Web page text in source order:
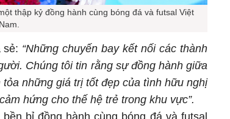
thập kỷ đồng hành cùng bóng đá và futsal Việt
Nam.
sẻ: “Những chuyến bay kết nối các thành
Chúng tôi tin rằng sự đồng hành giữa
những giá trị tốt đẹp của tình hữu nghị
hứng cho thế hệ trẻ trong khu vực”.